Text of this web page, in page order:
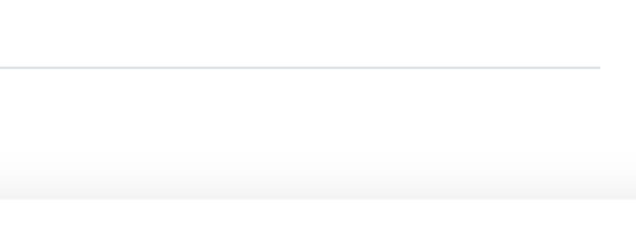
besteld, dezelfde dag verzonden.